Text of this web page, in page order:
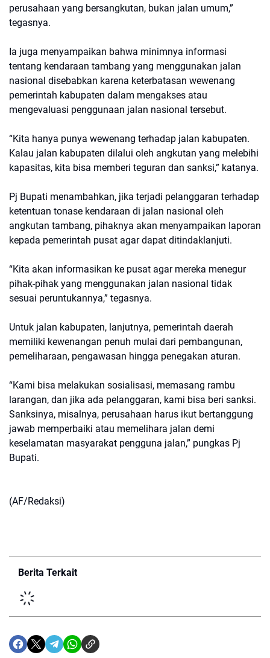
perusahaan yang bersangkutan, bukan jalan umum,”
tegasnya.
Ia juga menyampaikan bahwa minimnya informasi
tentang kendaraan tambang yang menggunakan jalan
nasional disebabkan karena keterbatasan wewenang
pemerintah kabupaten dalam mengakses atau
mengevaluasi penggunaan jalan nasional tersebut.
“Kita hanya punya wewenang terhadap jalan kabupaten.
Kalau jalan kabupaten dilalui oleh angkutan yang melebihi
kapasitas, kita bisa memberi teguran dan sanksi,” katanya.
Pj Bupati menambahkan, jika terjadi pelanggaran terhadap
ketentuan tonase kendaraan di jalan nasional oleh
angkutan tambang, pihaknya akan menyampaikan laporan
kepada pemerintah pusat agar dapat ditindaklanjuti.
“Kita akan informasikan ke pusat agar mereka menegur
pihak-pihak yang menggunakan jalan nasional tidak
sesuai peruntukannya,” tegasnya.
Untuk jalan kabupaten, lanjutnya, pemerintah daerah
memiliki kewenangan penuh mulai dari pembangunan,
pemeliharaan, pengawasan hingga penegakan aturan.
“Kami bisa melakukan sosialisasi, memasang rambu
larangan, dan jika ada pelanggaran, kami bisa beri sanksi.
Sanksinya, misalnya, perusahaan harus ikut bertanggung
jawab memperbaiki atau memelihara jalan demi
keselamatan masyarakat pengguna jalan,” pungkas Pj
Bupati.
(AF/Redaksi)
Berita Terkait